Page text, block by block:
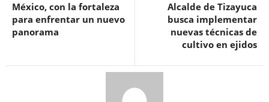
México, con la fortaleza
para enfrentar un nuevo
panorama
Alcalde de Tizayuca
busca implementar
nuevas técnicas de
cultivo en ejidos